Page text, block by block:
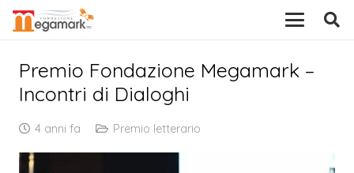
Premio Fondazione Megamark –
Incontri di Dialoghi
4 anni fa Premio letterario